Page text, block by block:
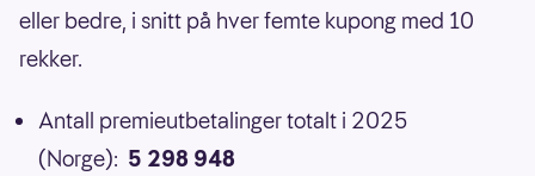
eller bedre, i snitt på hver femte kupong med 10
rekker.
Antall premieutbetalinger totalt i 2025
(Norge): 5 298 948